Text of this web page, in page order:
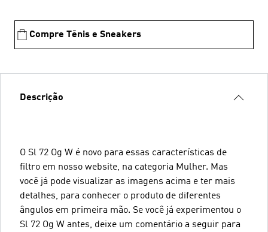
Compre Tênis e Sneakers
Descrição
O Sl 72 Og W é novo para essas características de
filtro em nosso website, na categoria Mulher. Mas
você já pode visualizar as imagens acima e ter mais
detalhes, para conhecer o produto de diferentes
ângulos em primeira mão. Se você já experimentou o
Sl 72 Og W antes, deixe um comentário a seguir para